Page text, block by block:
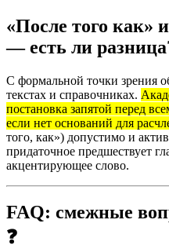
«После того как»
— есть ли
С формальной точки зрения
текстах и справочниках.
постановка запятой перед
если нет оснований для
того, как») допустимо и
придаточное предшествует
акцентирующее слово.
FAQ: смежные
❓